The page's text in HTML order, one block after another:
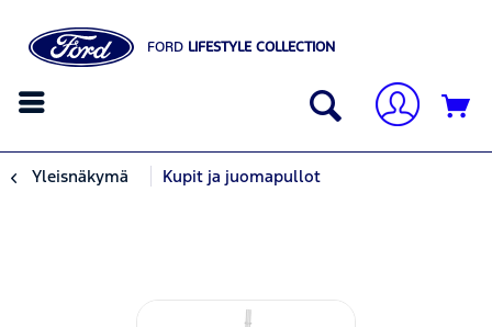
FORD LIFESTYLE COLLECTION
Yleisnäkymä Kupit ja juomapullot